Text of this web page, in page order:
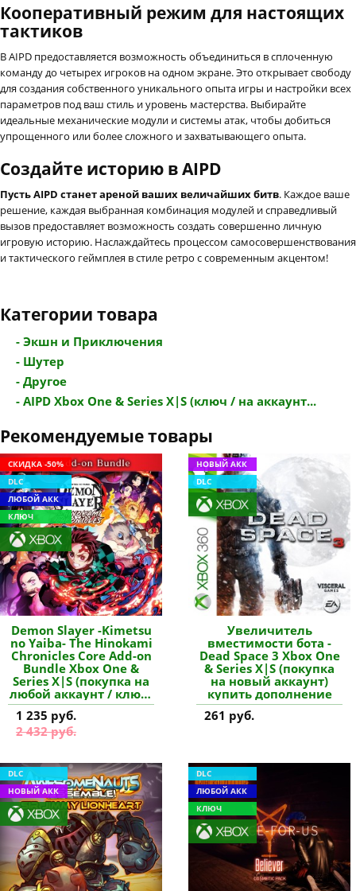
Кооперативный режим для настоящих
тактиков
В AIPD предоставляется возможность объединиться в сплоченную
команду до четырех игроков на одном экране. Это открывает свободу
для создания собственного уникального опыта игры и настройки всех
параметров под ваш стиль и уровень мастерства. Выбирайте
идеальные механические модули и системы атак, чтобы добиться
упрощенного или более сложного и захватывающего опыта.
Создайте историю в AIPD
Пусть AIPD станет ареной ваших величайших битв. Каждое ваше
решение, каждая выбранная комбинация модулей и справедливый
вызов предоставляет возможность создать совершенно личную
игровую историю. Наслаждайтесь процессом самосовершенствования
и тактического геймплея в стиле ретро с современным акцентом!
Категории товара
- Экшн и Приключения
- Шутер
- Другое
- AIPD Xbox One & Series X|S (ключ / на аккаунт...
Рекомендуемые товары
СКИДКА -50%
DLC
ЛЮБОЙ АКК
КЛЮЧ
Demon Slayer -Kimetsu
no Yaiba- The Hinokami
Chronicles Core Add-on
Bundle Xbox One &
Series X|S (покупка на
любой аккаунт / ключ)
(США) купить
дополнение
1 235 руб.
2 432 руб.
НОВЫЙ АКК
DLC
Увеличитель
вместимости бота -
Dead Space 3 Xbox One
& Series X|S (покупка
на новый аккаунт)
купить дополнение
261 руб.
DLC
НОВЫЙ АКК
DLC
ЛЮБОЙ АКК
КЛЮЧ